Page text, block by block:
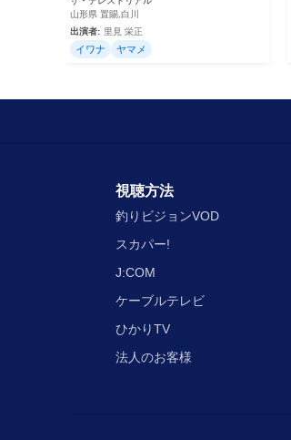
山形県 置賜,白川
出演者: 里見 栄正
イワナ ヤマメ
視聴方法
釣りビジョンVOD
スカパー!
J:COM
ケーブルテレビ
ひかりTV
法人のお客様